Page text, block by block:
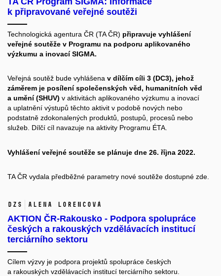
k připravované veřejné soutěži
Technologická agentura ČR (TA ČR) připravuje vyhlášení
veřejné soutěže v Programu na podporu aplikovaného
výzkumu a inovací SIGMA.
Veřejná soutěž bude vyhlášena v dílčím cíli 3 (DC3), jehož
záměrem je posílení společenských věd, humanitních věd
a umění (SHUV) v aktivitách aplikovaného výzkumu a inovací
a uplatnění výstupů těchto aktivit v podobě nových nebo
podstatně zdokonalených produktů, postupů, procesů nebo
služeb. Dílčí cíl navazuje na aktivity Programu ÉTA.
Vyhlášení veřejné soutěže se plánuje dne 26. října 2022.
TA ČR vydala předběžné parametry nové soutěže dostupné zde.
DZS Alena Lorencová
AKTION ČR-Rakousko - Podpora spolupráce
českých a rakouských vzdělávacích institucí
terciárního sektoru
Cílem výzvy je podpora projektů spolupráce českých
a rakouských vzdělávacích institucí terciárního sektoru.